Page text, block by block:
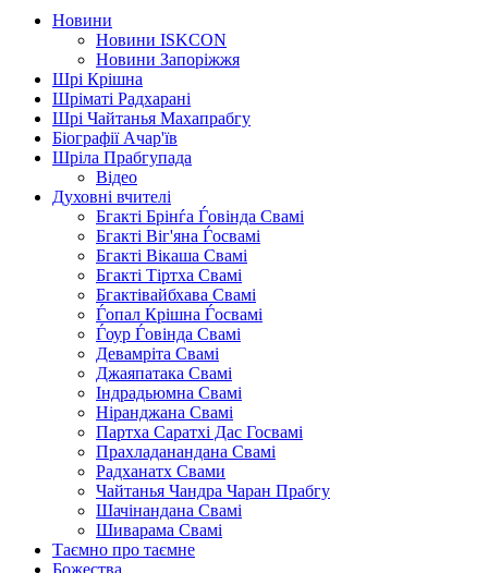
Новини
Новини ISKCON
Новини Запоріжжя
Шрі Крішна
Шріматі Радхарані
Шрі Чайтанья Махапрабгу
Біографії Ачар'їв
Шріла Прабгупада
Відео
Духовні вчителі
Бгакті Брінѓа Ѓовінда Свамі
Бгакті Віг'яна Ѓосвамі
Бгакті Вікаша Свамі
Бгакті Тіртха Свамі
Бгактівайбхава Свамі
Ѓопал Крішна Ѓосвамі
Ѓоур Ѓовінда Свамі
Девамріта Свамі
Джаяпатака Свамі
Індрадьюмна Свамі
Ніранджана Свамі
Партха Саратхі Дас Госвамі
Прахладанандана Свамі
Радханатх Свами
Чайтанья Чандра Чаран Прабгу
Шачінандана Свамі
Шиварама Свамі
Таємно про таємне
Божества